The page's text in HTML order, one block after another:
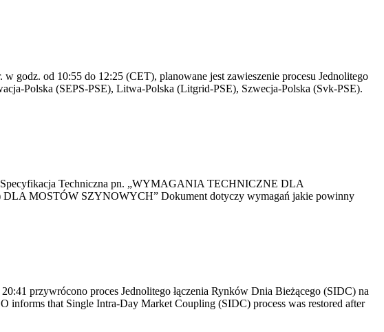
godz. od 10:55 do 12:25 (CET), planowane jest zawieszenie procesu Jednolitego
Polska (SEPS-PSE), Litwa-Polska (Litgrid-PSE), Szwecja-Polska (Svk-PSE).
Specyfikacja Techniczna pn. „WYMAGANIA TECHNICZNE DLA
MOSTÓW SZYNOWYCH” Dokument dotyczy wymagań jakie powinny
przywrócono proces Jednolitego łączenia Rynków Dnia Bieżącego (SIDC) na
informs that Single Intra-Day Market Coupling (SIDC) process was restored after